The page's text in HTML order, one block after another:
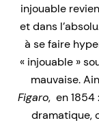
injouable
et dans
à se faire
« injouable »
mauvaise.
Figaro, en 1854
dramatique,